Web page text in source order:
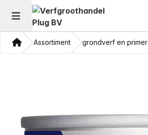
Hoofdmenu openen
ThuisAssortiment grondverf en primer